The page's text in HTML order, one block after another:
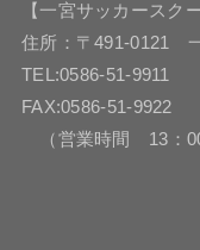
【一宮サッカースク
住所：〒491-0121
TEL:0586-51-9911
FAX:0586-51-9922
（営業時間 13：